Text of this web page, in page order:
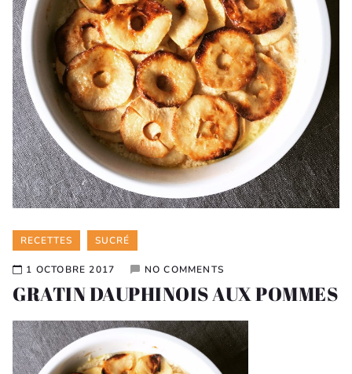
Categories
RECETTES SUCRÉ
1 OCTOBRE 2017 NO COMMENTS
GRATIN DAUPHINOIS AUX POMMES